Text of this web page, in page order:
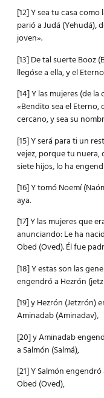
[12] Y sea tu casa como
parió a Judá (Yehudá),
joven».
[13] De tal suerte Booz
llegóse a ella, y el
[14] Y las mujeres (de
«Bendito sea el
cercano, y sea su
[15] Y será para ti un
vejez, porque tu nuera,
siete hijos, lo ha
[16] Y tomó Noemí
aya.
[17] Y las mujeres que
anunciando: Le ha
Obed (Oved). Él fue
[18] Y estas son las
engendró a Hezrón
[19] y Hezrón (Jetzrón)
Aminadab (Aminadav),
[20] y Aminadab
a Salmón (Salmá),
[21] Y Salmón
Obed (Oved),